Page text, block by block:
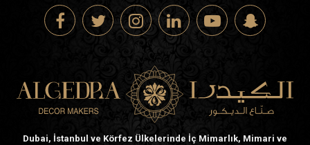
Dubai, İstanbul ve Körfez Ülkelerinde İç Mimarlık, Mimari ve